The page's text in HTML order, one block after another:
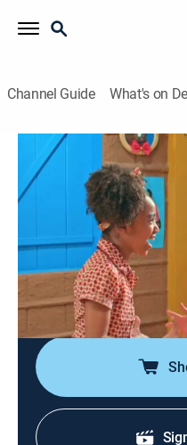
Channel Guide What's on
El zoo de Zu
S2 E4 | Fiesta
Adventure, Children|2018
El tío Pasariño gana un
sobre los guacamayos
una fiesta sorpresa para
trofeo de arcilla, que
personalizado de los